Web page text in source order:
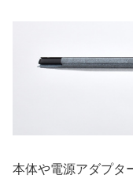
本体や電源アダプタ